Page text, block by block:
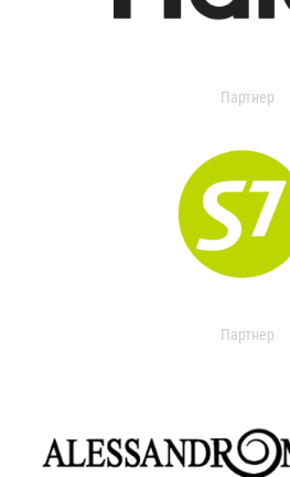
Партнер
Партнер